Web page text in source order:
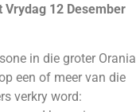
12 Desember
in die groter Orania
een of meer van die
verkry word: